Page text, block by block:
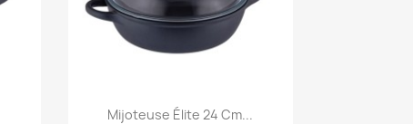
Aperçu rapide
Mijoteuse Élite 24 Cm...